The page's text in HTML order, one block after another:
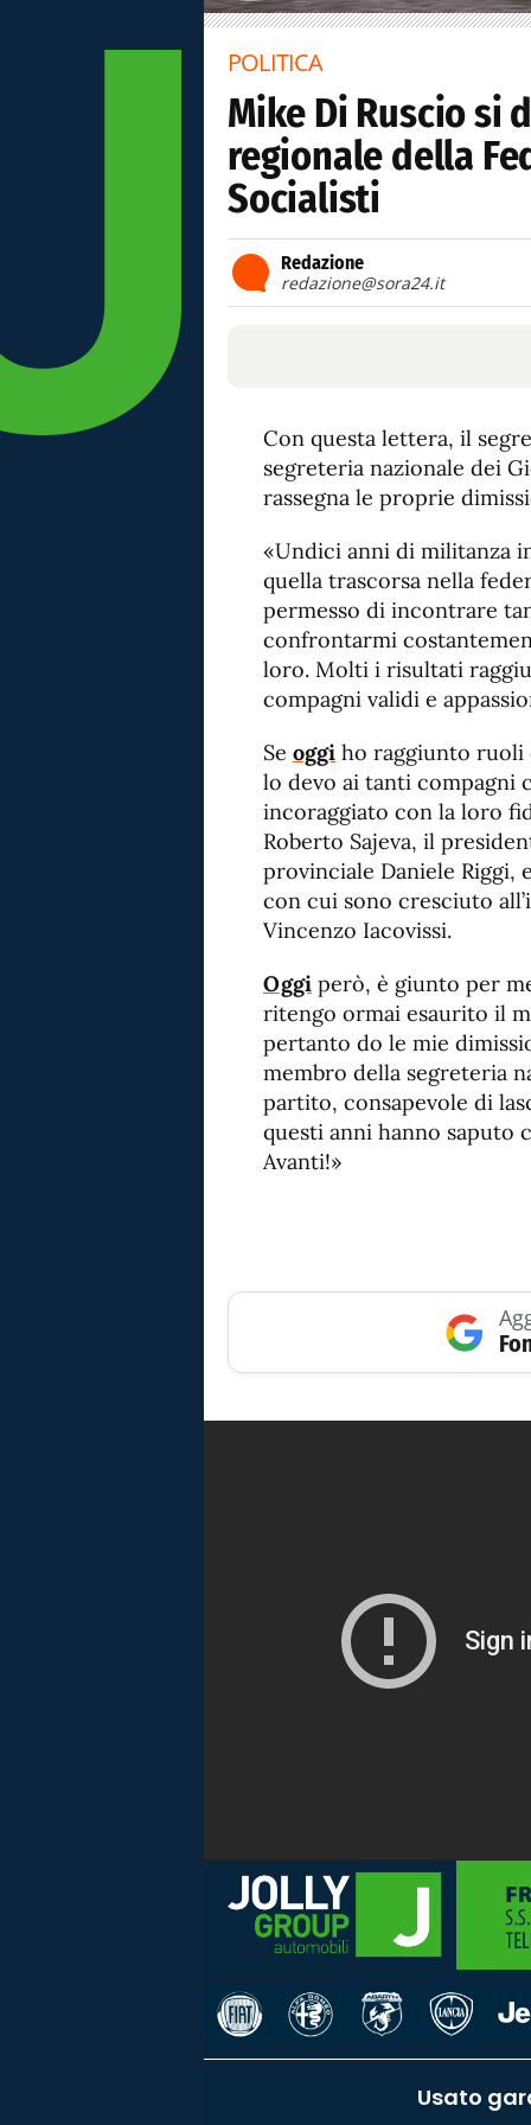
POLITICA
Mike Di Ruscio si
regionale della
Socialisti
Redazione
redazione@sora24.it
Con questa lettera, il
segreteria nazionale dei
rassegna le proprie
«Undici anni di militanza
quella trascorsa nella
permesso di incontrare
confrontarmi
loro. Molti i risultati
compagni validi e
Se oggi ho raggiunto ruoli
lo devo ai tanti compagni
incoraggiato con la loro
Roberto Sajeva, il
provinciale Daniele Riggi,
con cui sono cresciuto
Vincenzo Iacovissi.
Oggi però, è giunto per
ritengo ormai esaurito il
pertanto do le mie
membro della segreteria
partito, consapevole di
questi anni hanno saputo
Avanti!»